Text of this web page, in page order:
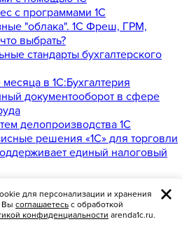
для персонализации и хранения
Вы соглашаетесь с обработкой
конфиденциальности arenda1c.ru.
с программами 1С
"облака". 1С Фреш, ГРМ,
выбрать?
стандарты бухгалтерского
в 1С:Бухгалтерия
документооборот в сфере
делопроизводства 1C
решения «1С» для торговли
единый налоговый
предпочитают
почтовый клиент в
обойтись без бухгалтера и